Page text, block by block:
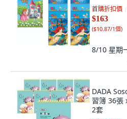
首購折扣價
$163
($10.87/1個)
8/10 星期
DADA
習簿 36張
2套